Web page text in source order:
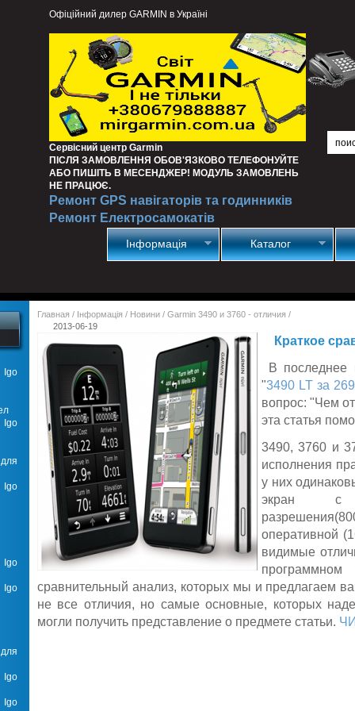
Офіційний дилер GARMIN в Україні
Сервісний центр Garmin
ПІСЛЯ ЗАМОВЛЕННЯ ОБОВ'ЯЗКОВО ТЕЛЕФОНУЙТЕ
АБО ПИШІТЬ В МЕСЕНДЖЕР! МОДУЛЬ ЗАМОВЛЕНЬ
НЕ ПРАЦЮЄ.
Ремонт GPS навігаторів та годинників
Ремонт Електросамокатів
Інформація Каталог
Igo
Igo
Igo
Igo
Igo
Igo
Igo
Главная / Інформація / Новини / Garmin 3490 и 3760 - отличия /
2013-06-19
Краткое
В последнее
"3490 LT за
вопрос: "Чем
эта статья
3490, 3760 и
исполнения
у них
экран с
оперативной
видимые
программном
сравнительный анализ, которых мы и предлагаем
не все отличия, но самые основные, которых
могли получить представление о предмете статьи.